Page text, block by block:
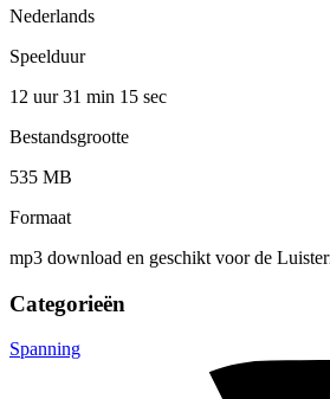
Nederlands
Speelduur
12 uur 31 min 15 sec
Bestandsgrootte
535 MB
Formaat
mp3 download en geschikt voor de
Categorieën
Spanning